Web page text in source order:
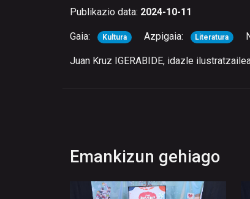
Publikazio data: 2024-10-11
Gaia: Kultura Azpigaia: Literatura
Juan Kruz IGERABIDE, idazle
Emankizun gehiago